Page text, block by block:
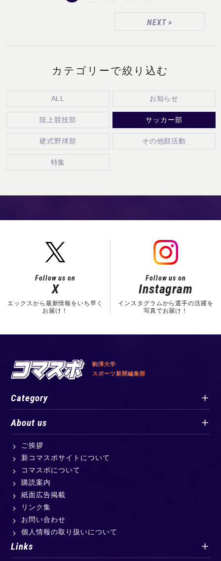
NEXT>
カテゴリーで絞り込む
ALL お知らせ
陸上競技部 サッカー部
硬式野球部 その他部活動
特集
Follow us on
X
エックスから最新情報をいち早く
お届け！
Follow us on
Instagram
インスタグラムから選手の活躍を
写真でお届け！
駒澤大学
スポーツ新聞編集部
Category
About us
ご挨拶
新コマスポサイトについて
コマスポについて
購読案内
紙面広告掲載
リンク集
お問い合わせ
個人情報の取り扱いについて
Links